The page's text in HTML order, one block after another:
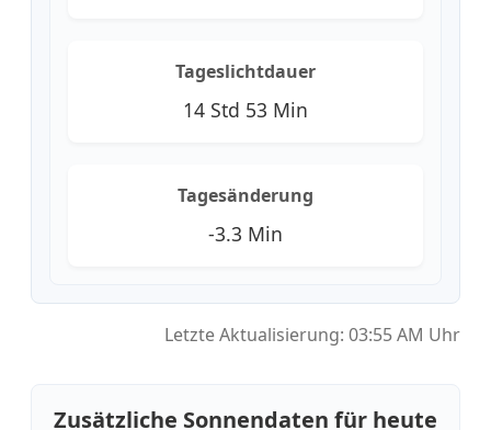
Tageslichtdauer
14 Std 53 Min
Tagesänderung
-3.3 Min
Letzte Aktualisierung: 03:55 AM Uhr
Zusätzliche Sonnendaten für heute